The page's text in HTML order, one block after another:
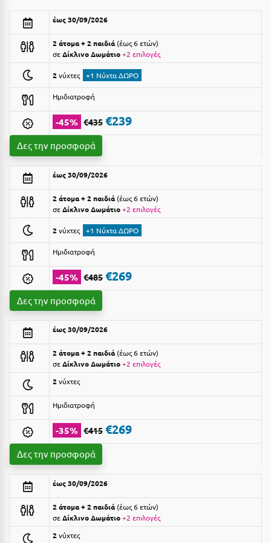
Αργολίδα
Αρκίτσα
Αρτέμιδα
Αρχαία Ολυμπία
Αστυπάλαια
Αττική
Αχαΐα
Βansko
Βόλος
Βραχάτι Κορινθίας
Βυτίνα
Γαλαξiδι
Γλυφάδα
Γρεβενά
Γύθειο
Δ
Δελφοί
Ξενοδοχεία 3 Αστέρων
Ξενοδοχεία 4 Αστέρων
Ενοικιαζόμενα Δωμάτια
Διαμερίσματα
Studios
Boutique Hotels
Ξενώνες
Camping
Suites
Δες όλες τις προσφορές
Δες όλα τα πακέτα διακοπών
έως 30/09/2026
2 άτομα + 2 παιδιά έως 6 ετών
σεΔίκλινο Δωμάτιο+2 επιλογές
2νύχτες +1 Νύχτα ΔΩΡΟ
Ημιδιατροφή
-45% €435 €239
Δες την προσφορά
έως 30/09/2026
2 άτομα + 2 παιδιά έως 6 ετών
σεΔίκλινο Δωμάτιο+2 επιλογές
2νύχτες +1 Νύχτα ΔΩΡΟ
Ημιδιατροφή
-45% €485 €269
Δες την προσφορά
έως 30/09/2026
2 άτομα + 2 παιδιά έως 6 ετών
σεΔίκλινο Δωμάτιο+2 επιλογές
2νύχτες
Ημιδιατροφή
-35% €415 €269
Δες την προσφορά
έως 30/09/2026
2 άτομα + 2 παιδιά έως 6 ετών
σεΔίκλινο Δωμάτιο+2 επιλογές
2νύχτες